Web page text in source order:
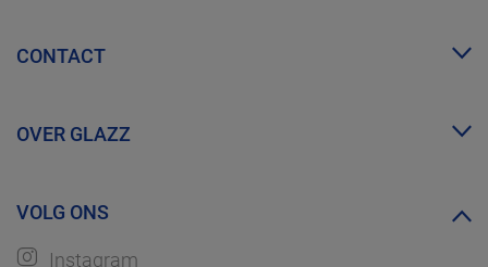
Zakelijk account
Proefmonsters bestellen
CONTACT
WhatsApp
OVER GLAZZ
Ontdek GLAZZ
VOLG ONS
Instagram